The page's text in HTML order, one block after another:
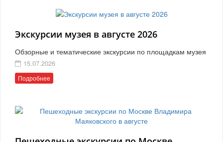
Экскурсии музея в августе 2026
Обзорные и тематические экскурсии по площадкам музея
15.07.2026
Подробнее